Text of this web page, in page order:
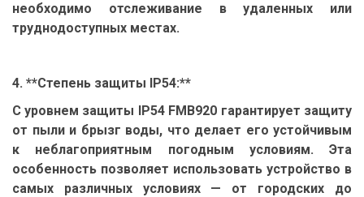
необходимо отслеживание в удаленных или
труднодоступных местах.
4. **Степень защиты IP54:**
С уровнем защиты IP54 FMB920 гарантирует защиту
от пыли и брызг воды, что делает его устойчивым
к неблагоприятным погодным условиям. Эта
особенность позволяет использовать устройство в
самых различных условиях — от городских до